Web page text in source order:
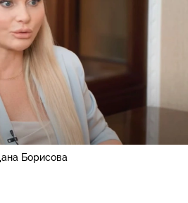
Борисова